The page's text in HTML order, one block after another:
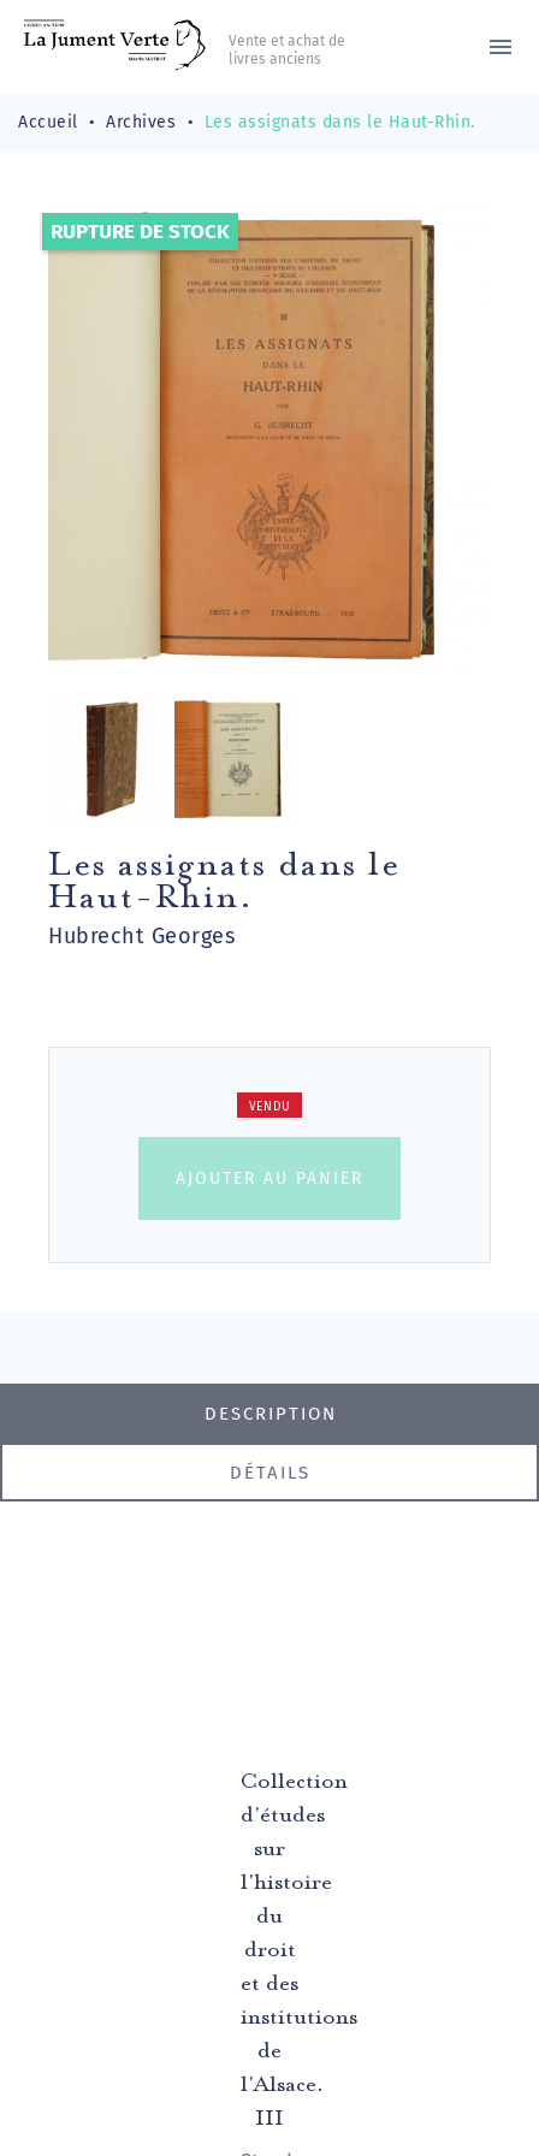
Vente et achat de
livres anciens
menu
Accueil Archives Les assignats dans le Haut-Rhin.
RUPTURE DE STOCK
Les assignats dans le
Haut-Rhin.
Hubrecht Georges
VENDU
AJOUTER AU PANIER
DESCRIPTION
DÉTAILS
Collection
d'études
l'histoire
du
droit
et des
institutions
de
l'Alsace.
III